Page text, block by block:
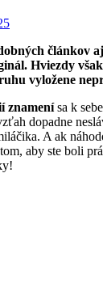
článkov
Hviezdy
vyložene
znamenísa k
dopadne
A ak
aby ste boli